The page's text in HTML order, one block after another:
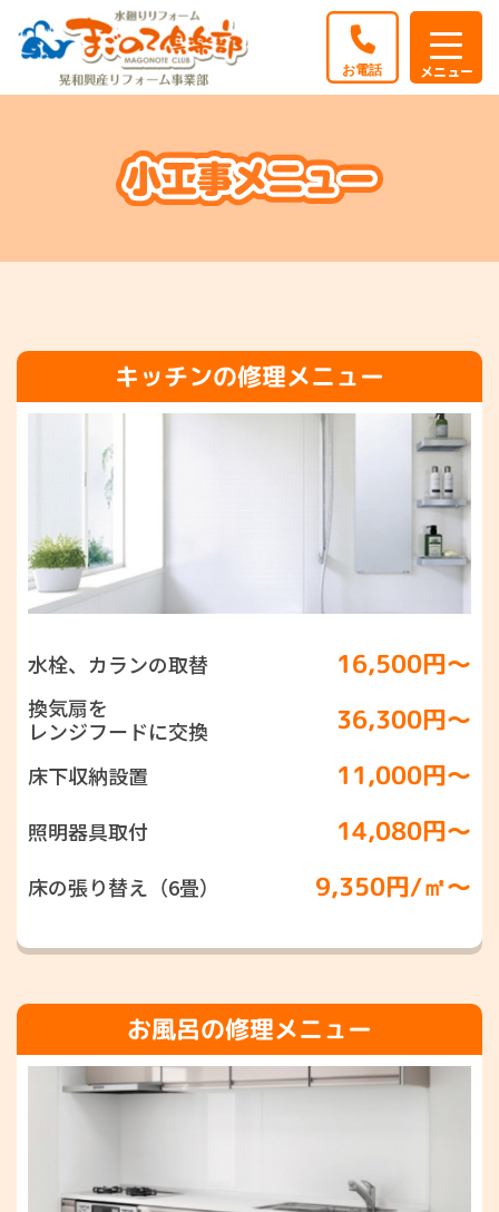
キッチンの修理メニュー
水栓、カランの取替 16,500円〜
換気扇を
レンジフードに交換
36,300円〜
床下収納設置 11,000円〜
照明器具取付 14,080円〜
床の張り替え（6畳） 9,350円/㎡〜
お風呂の修理メニュー